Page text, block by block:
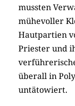
mussten
mühevoller
Hautpartien
Priester und
überall in
untätowiert.